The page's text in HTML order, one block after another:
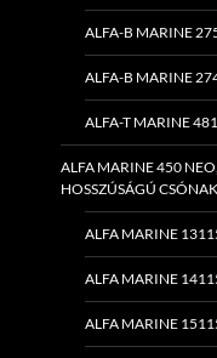
ALFA-B MARINE
ALFA-B MARINE
ALFA-T MARINE
ALFA MARINE 450
HOSSZÚSÁGÚ
ALFA MARINE
ALFA MARINE
ALFA MARINE